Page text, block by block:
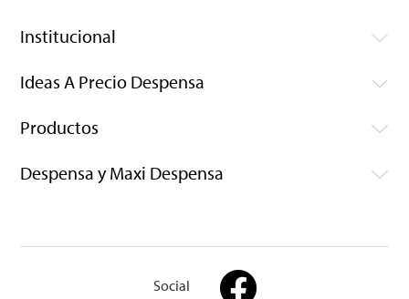
Institucional
Ideas A Precio Despensa
Productos
Despensa y Maxi Despensa
Social